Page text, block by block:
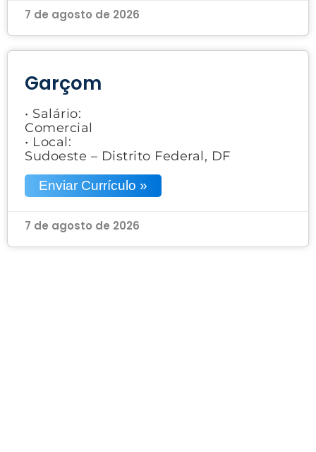
7 de agosto de 2026
Garçom
• Salário:
Comercial
• Local:
Sudoeste – Distrito Federal, DF
Enviar Currículo »
7 de agosto de 2026